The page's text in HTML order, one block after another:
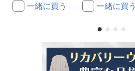
一緒に買う 一緒に買う